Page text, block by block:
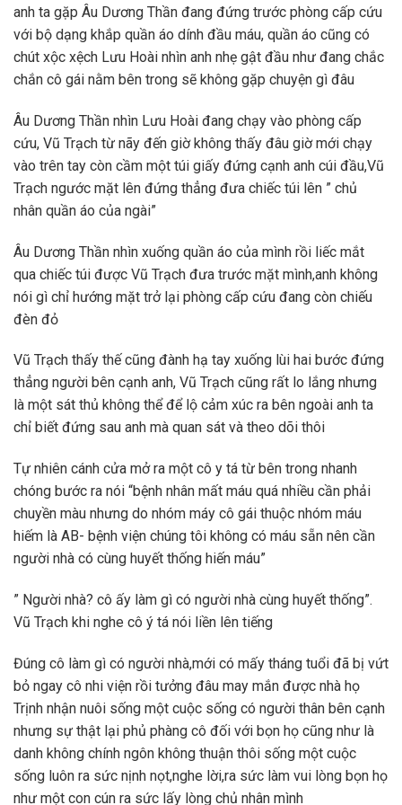
anh ta gặp Âu Dương Thần đang đứng trước phòng cấp cứu
với bộ dạng khắp quần áo dính đầu máu, quần áo cũng có
chút xộc xệch Lưu Hoài nhìn anh nhẹ gật đầu như đang chắc
chắn cô gái nằm bên trong sẽ không gặp chuyện gì đâu
Âu Dương Thần nhìn Lưu Hoài đang chạy vào phòng cấp
cứu, Vũ Trạch từ nãy đến giờ không thấy đâu giờ mới chạy
vào trên tay còn cầm một túi giấy đứng cạnh anh cúi đầu,Vũ
Trạch ngước mặt lên đứng thẳng đưa chiếc túi lên ” chủ
nhân quần áo của ngài”
Âu Dương Thần nhìn xuống quần áo của mình rồi liếc mắt
qua chiếc túi được Vũ Trạch đưa trước mặt mình,anh không
nói gì chỉ hướng mặt trở lại phòng cấp cứu đang còn chiếu
đèn đỏ
Vũ Trạch thấy thế cũng đành hạ tay xuống lùi hai bước đứng
thẳng người bên cạnh anh, Vũ Trạch cũng rất lo lắng nhưng
là một sát thủ không thể để lộ cảm xúc ra bên ngoài anh ta
chỉ biết đứng sau anh mà quan sát và theo dõi thôi
Tự nhiên cánh cửa mở ra một cô y tá từ bên trong nhanh
chóng bước ra nói “bệnh nhân mất máu quá nhiều cần phải
chuyền màu nhưng do nhóm máy cô gái thuộc nhóm máu
hiếm là AB- bệnh viện chúng tôi không có máu sẵn nên cần
người nhà có cùng huyết thống hiến máu”
” Người nhà? cô ấy làm gì có người nhà cùng huyết thống”.
Vũ Trạch khi nghe cô ý tá nói liền lên tiếng
Đúng cô làm gì có người nhà,mới có mấy tháng tuổi đã bị vứt
bỏ ngay cô nhi viện rồi tưởng đâu may mắn được nhà họ
Trịnh nhận nuôi sống một cuộc sống có người thân bên cạnh
nhưng sự thật lại phủ phàng cô đối với bọn họ cũng như là
danh không chính ngôn không thuận thôi sống một cuộc
sống luôn ra sức nịnh nọt,nghe lời,ra sức làm vui lòng bọn họ
như một con cún ra sức lấy lòng chủ nhân mình